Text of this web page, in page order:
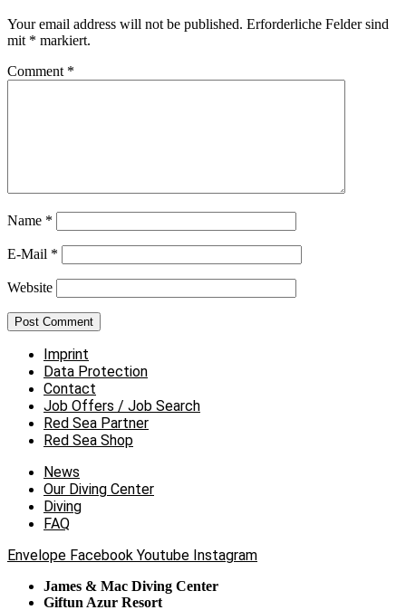
Your email address will not be published. Erforderliche Felder sind
mit * markiert.
Comment *
Name *
E-Mail *
Website
Imprint
Data Protection
Contact
Job Offers / Job Search
Red Sea Partner
Red Sea Shop
News
Our Diving Center
Diving
FAQ
Envelope Facebook Youtube Instagram
James & Mac Diving Center
Giftun Azur Resort